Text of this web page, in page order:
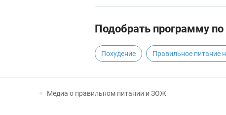
Подобрать программу по
Похудение Правильное питание
Медиа о правильном питании и ЗОЖ